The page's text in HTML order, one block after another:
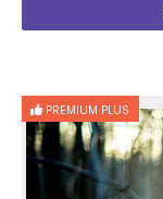
PREMIUM PLUS